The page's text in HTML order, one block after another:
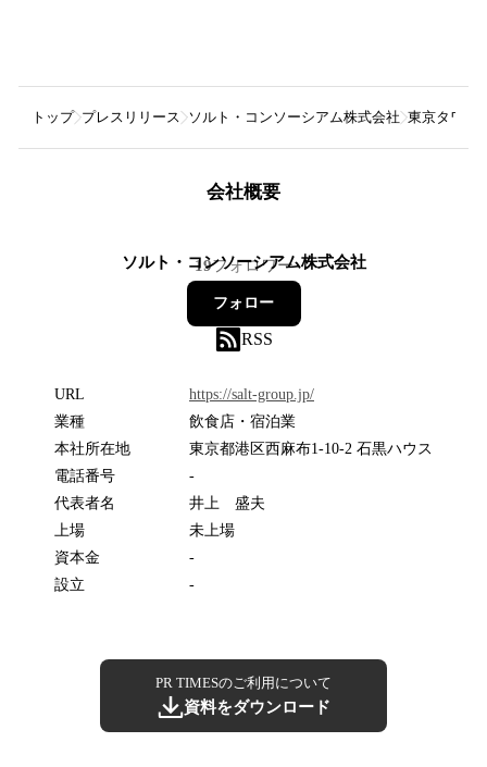
トップ プレスリリース ソルト・コンソーシアム株式会社 東京タワー
会社概要
ソルト・コンソーシアム株式会社
19フォロワー
フォロー
RSS
URL
https://salt-group.jp/
業種
飲食店・宿泊業
本社所在地
東京都港区西麻布1-10-2 石黒ハウス
電話番号
-
代表者名
井上 盛夫
上場
未上場
資本金
-
設立
-
PR TIMESのご利用について
資料をダウンロード